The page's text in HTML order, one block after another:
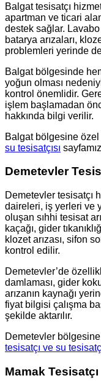
Balgat tesisatçı
apartman ve ticari
destek sağlar. Lavabo
batarya arızaları,
problemleri yerinde
Balgat bölgesinde
yoğun olması
kontrol önemlidir.
işlem başlamadan
hakkında bilgi verilir.
Balgat bölgesine özel
su tesisatçısı
Demetevler
Demetevler tesisatçı
daireleri, iş yerleri ve
oluşan sıhhi tesisat
kaçağı, gider
klozet arızası, sifon
kontrol edilir.
Demetevler’de
damlaması, gider
arızanın kaynağı
fiyat bilgisi çalışma
şekilde aktarılır.
Demetevler
tesisatçı ve su
Mamak Tesisatçı